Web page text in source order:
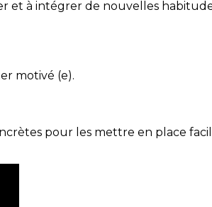
et à intégrer de nouvelles
motivé (e).
pour les mettre en place